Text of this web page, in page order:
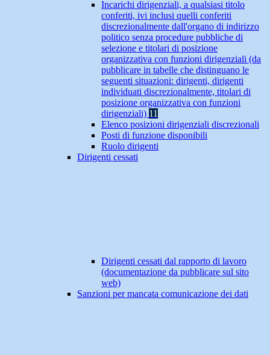
Incarichi dirigenziali, a qualsiasi titolo
conferiti, ivi inclusi quelli conferiti
discrezionalmente dall'organo di indirizzo
politico senza procedure pubbliche di
selezione e titolari di posizione
organizzativa con funzioni dirigenziali (da
pubblicare in tabelle che distinguano le
seguenti situazioni: dirigenti, dirigenti
individuati discrezionalmente, titolari di
posizione organizzativa con funzioni
dirigenziali) 11
Elenco posizioni dirigenziali discrezionali
Posti di funzione disponibili
Ruolo dirigenti
Dirigenti cessati
Dirigenti cessati dal rapporto di lavoro
(documentazione da pubblicare sul sito
web)
Sanzioni per mancata comunicazione dei dati